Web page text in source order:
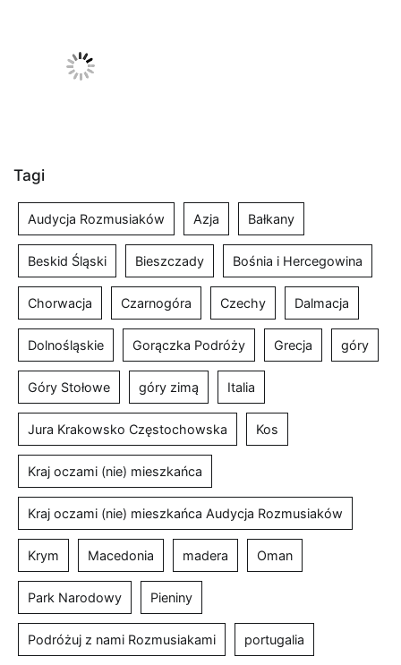
Tagi
Audycja Rozmusiaków Azja Bałkany
Beskid Śląski Bieszczady Bośnia i Hercegowina
Chorwacja Czarnogóra Czechy Dalmacja
Dolnośląskie Gorączka Podróży Grecja góry
Góry Stołowe góry zimą Italia
Jura Krakowsko Częstochowska Kos
Kraj oczami (nie) mieszkańca
Kraj oczami (nie) mieszkańca Audycja Rozmusiaków
Krym Macedonia madera Oman
Park Narodowy Pieniny
Podróżuj z nami Rozmusiakami portugalia